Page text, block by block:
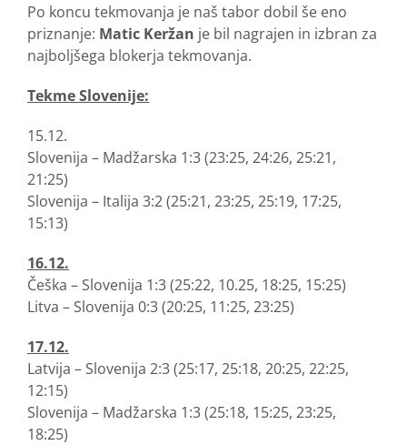
Po koncu tekmovanja je naš tabor dobil še eno
priznanje: Matic Keržan je bil nagrajen in izbran za
najboljšega blokerja tekmovanja.
Tekme Slovenije:
15.12.
Slovenija – Madžarska 1:3 (23:25, 24:26, 25:21,
21:25)
Slovenija – Italija 3:2 (25:21, 23:25, 25:19, 17:25,
15:13)
16.12.
Češka – Slovenija 1:3 (25:22, 10.25, 18:25, 15:25)
Litva – Slovenija 0:3 (20:25, 11:25, 23:25)
17.12.
Latvija – Slovenija 2:3 (25:17, 25:18, 20:25, 22:25,
12:15)
Slovenija – Madžarska 1:3 (25:18, 15:25, 23:25,
18:25)